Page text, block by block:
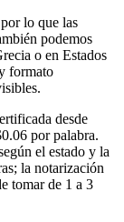
lo que las
podemos
o en Estados
formato
desde
por palabra.
el estado y la
la notarización
tomar de 1 a 3